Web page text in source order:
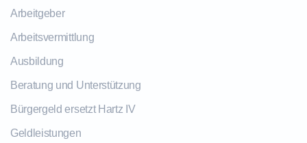
Arbeitgeber
Arbeitsvermittlung
Ausbildung
Beratung und Unterstützung
Bürgergeld ersetzt Hartz IV
Geldleistungen